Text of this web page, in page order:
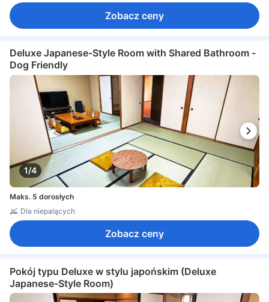
Zobacz ceny
Deluxe Japanese-Style Room with Shared Bathroom -
Dog Friendly
1/4
Maks. 5 dorosłych
Dla niepalących
Zobacz ceny
Pokój typu Deluxe w stylu japońskim (Deluxe
Japanese-Style Room)